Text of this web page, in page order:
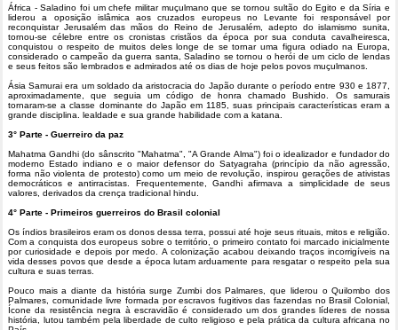
África - Saladino foi um chefe militar muçulmano que se tornou sultão do Egito e da Síria e
liderou a oposição islâmica aos cruzados europeus no Levante foi responsável por
reconquistar Jerusalém das mãos do Reino de Jerusalém, adepto do islamismo sunita,
tornou-se célebre entre os cronistas cristãos da época por sua conduta cavalheiresca,
conquistou o respeito de muitos deles longe de se tornar uma figura odiado na Europa,
considerado o campeão da guerra santa, Saladino se tornou o herói de um ciclo de lendas
e seus feitos são lembrados e admirados até os dias de hoje pelos povos muçulmanos.
Ásia Samurai era um soldado da aristocracia do Japão durante o período entre 930 e 1877,
aproximadamente, que seguia um código de honra chamado Bushido. Os samurais
tornaram-se a classe dominante do Japão em 1185, suas principais características eram a
grande disciplina. lealdade e sua grande habilidade com a katana.
3° Parte - Guerreiro da paz
Mahatma Gandhi (do sânscrito "Mahatma", "A Grande Alma") foi o idealizador e fundador do
moderno Estado indiano e o maior defensor do Satyagraha (princípio da não agressão,
forma não violenta de protesto) como um meio de revolução, inspirou gerações de ativistas
democráticos e antirracistas. Frequentemente, Gandhi afirmava a simplicidade de seus
valores, derivados da crença tradicional hindu.
4° Parte - Primeiros guerreiros do Brasil colonial
Os índios brasileiros eram os donos dessa terra, possui até hoje seus rituais, mitos e religião.
Com a conquista dos europeus sobre o território, o primeiro contato foi marcado inicialmente
por curiosidade e depois por medo. A colonização acabou deixando traços incorrigíveis na
vida desses povos que desde a época lutam arduamente para resgatar o respeito pela sua
cultura e suas terras.
Pouco mais a diante da história surge Zumbi dos Palmares, que liderou o Quilombo dos
Palmares, comunidade livre formada por escravos fugitivos das fazendas no Brasil Colonial,
Ícone da resistência negra à escravidão é considerado um dos grandes líderes de nossa
história, lutou também pela liberdade de culto religioso e pela prática da cultura africana no